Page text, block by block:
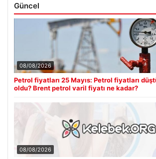
Güncel
08/08/2026
Petrol fiyatları 25 Mayıs: Petrol fiyatları
oldu? Brent petrol varil fiyatı ne kadar?
08/08/2026